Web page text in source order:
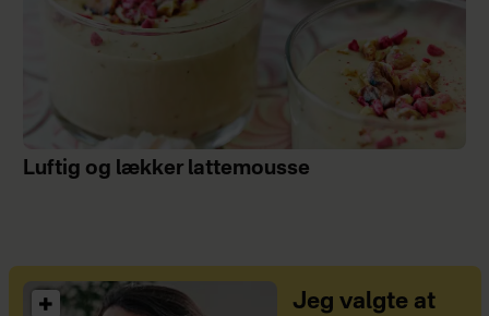
Luftig og lækker lattemousse
Jeg valgte at